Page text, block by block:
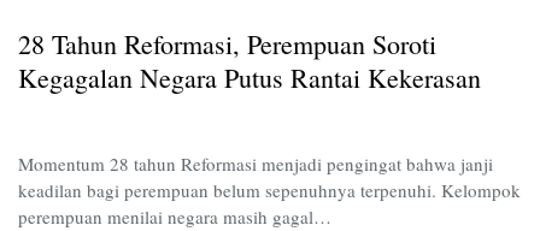
28 Tahun Reformasi, Perempuan Soroti
Kegagalan Negara Putus Rantai Kekerasan
Momentum 28 tahun Reformasi menjadi pengingat bahwa janji
keadilan bagi perempuan belum sepenuhnya terpenuhi. Kelompok
perempuan menilai negara masih gagal…